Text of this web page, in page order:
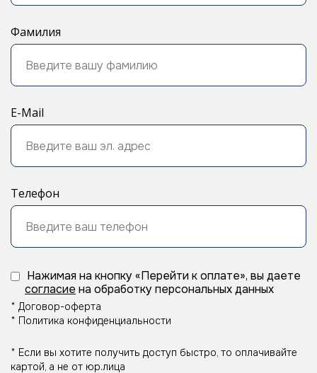
Фамилия
E-Mail
Телефон
Нажимая на кнопку «Перейти к оплате», вы даете
согласие на обработку персональных данных
* Договор-оферта
* Политика конфиденциальности
* Если вы хотите получить доступ быстро, то оплачивайте
картой, а не от юр.лица